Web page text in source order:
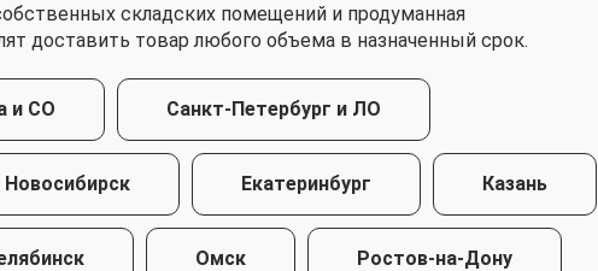
складских помещений и продуманная
доставить товар любого объема в назначенный срок.
и СО Санкт-Петербург и ЛО
Новосибирск Екатеринбург Казань
Омск Ростов-на-Дону